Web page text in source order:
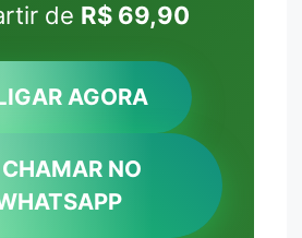
de R$ 69,90
AGORA
CHAMAR NO